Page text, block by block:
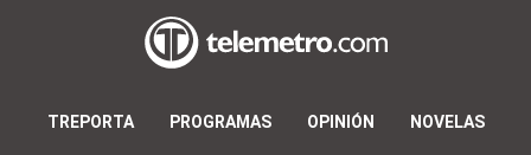
TREPORTA PROGRAMAS OPINIÓN NOVELAS